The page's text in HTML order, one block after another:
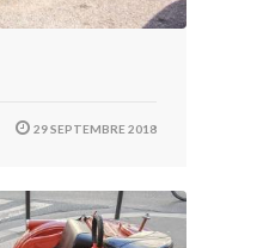
29 SEPTEMBRE 2018